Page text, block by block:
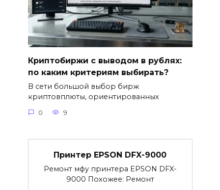
Криптобиржи с выводом в рублях:
по каким критериям выбирать?
В сети большой выбор бирж
криптовплюты, ориентированных
0 9
Принтер EPSON DFX-9000
Ремонт мфу принтера EPSON DFX-
9000 Похожее: Ремонт